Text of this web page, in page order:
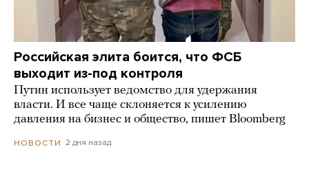
Российская элита боится, что ФСБ
выходит из-под контроля
Путин использует ведомство для удержания
власти. И все чаще склоняется к усилению
давления на бизнес и общество, пишет Bloomberg
НОВОСТИ 2 дня назад